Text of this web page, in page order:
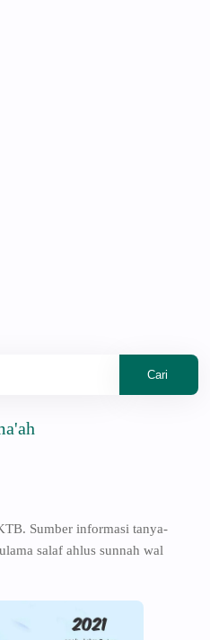
Sumber informasi tanya-
salaf ahlus sunnah wal